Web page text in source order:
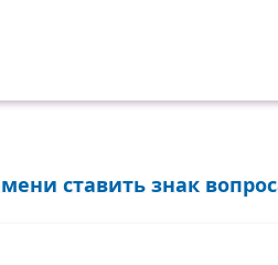
ставить знак